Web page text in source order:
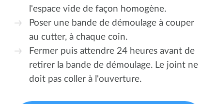
l'espace vide de façon homogène.
Poser une bande de démoulage à couper
au cutter, à chaque coin.
Fermer puis attendre 24 heures avant de
retirer la bande de démoulage. Le joint ne
doit pas coller à l'ouverture.